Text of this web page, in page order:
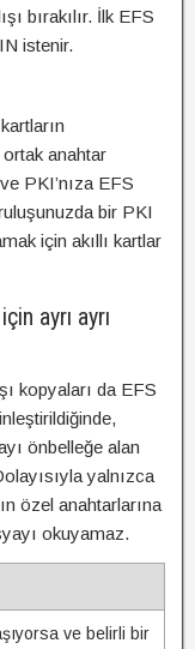
bırakılır. İlk EFS
istenir.
ortak anahtar
PKI’nıza EFS
bir PKI
için akıllı kartlar
ayrı ayrı
kopyaları da EFS
önbelleğe alan
yalnızca
özel anahtarlarına
okuyamaz.
ve belirli bir